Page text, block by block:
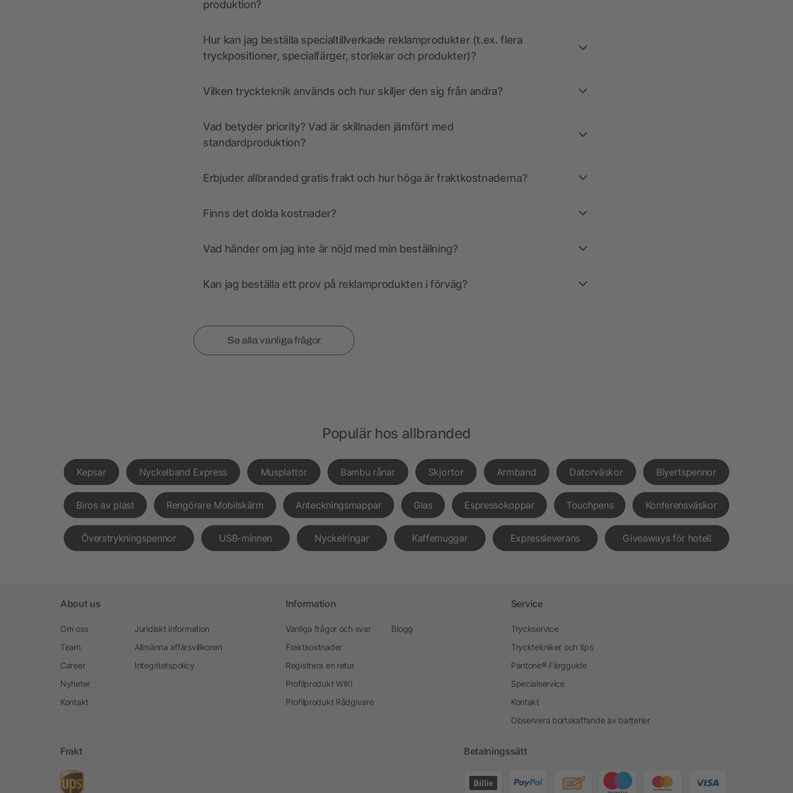
produktion?
Hur kan jag beställa specialtillverkade reklamprodukter (t.ex. flera
tryckpositioner, specialfärger, storlekar och produkter)?
Vilken tryckteknik används och hur skiljer den sig från andra?
Vad betyder priority? Vad är skillnaden jämfört med
standardproduktion?
Erbjuder allbranded gratis frakt och hur höga är fraktkostnaderna?
Finns det dolda kostnader?
Vad händer om jag inte är nöjd med min beställning?
Kan jag beställa ett prov på reklamprodukten i förväg?
Se alla vanliga frågor
Populär hos allbranded
Kepsar Nyckelband Express Musplattor Bambu rånar Skjortor Armband Datorväskor Blyertspennor
Biros av plast Rengörare Mobilskärm Anteckningsmappar Glas Espressokoppar Touchpens Konferensväskor
Överstrykningspennor USB-minnen Nyckelringar Kaffemuggar Expressleverans Giveaways för hotell
About us
Om oss
Team
Career
Nyheter
Kontakt
Juridiskt information
Allmänna affärsvillkoren
Integritetspolicy
Information
Vanliga frågor och svar
Fraktkostnader
Registrera en retur
Profilprodukt WIKI
Profilprodukt Rådgivare
Blogg
Service
Tryckservice
Trycktekniker och tips
Pantone® Färgguide
Specialservice
Kontakt
Observera bortskaffande av batterier
Frakt Betalningssätt